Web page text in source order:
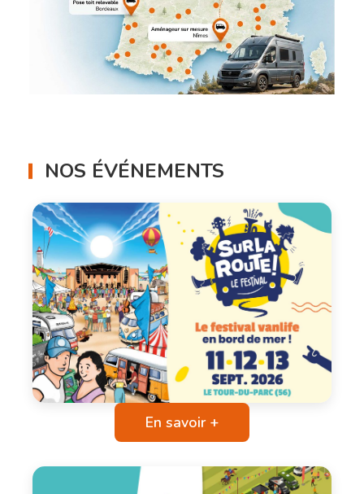
NOS ÉVÉNEMENTS
En savoir +